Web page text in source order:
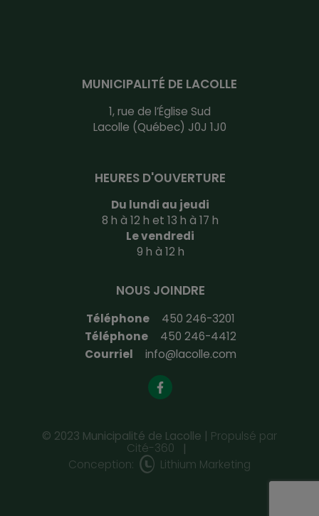
MUNICIPALITÉ DE LACOLLE
1, rue de l’Église Sud
Lacolle (Québec) J0J 1J0
HEURES D'OUVERTURE
Du lundi au jeudi
8 h à 12 h et 13 h à 17 h
Le vendredi
9 h à 12 h
NOUS JOINDRE
Téléphone
450 246-3201
Téléphone
450 246-4412
Courriel
info@lacolle.com
© 2023 Municipalité de Lacolle | Propulsé par
Cité-360
Conception:
Lithium Marketing